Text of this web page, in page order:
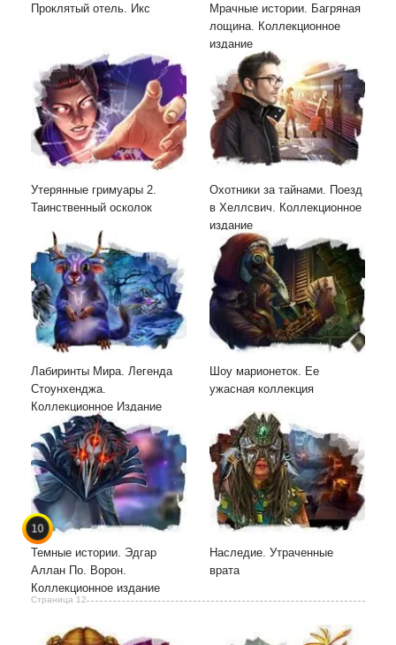
Проклятый отель. Икс
Мрачные истории. Багряная
лощина. Коллекционное
издание
Утерянные гримуары 2.
Таинственный осколок
Охотники за тайнами. Поезд
в Хеллсвич. Коллекционное
издание
Лабиринты Мира. Легенда
Стоунхенджа.
Коллекционное Издание
Шоу марионеток. Ее
ужасная коллекция
10
Темные истории. Эдгар
Аллан По. Ворон.
Коллекционное издание
Наследие. Утраченные
врата
Страница 12